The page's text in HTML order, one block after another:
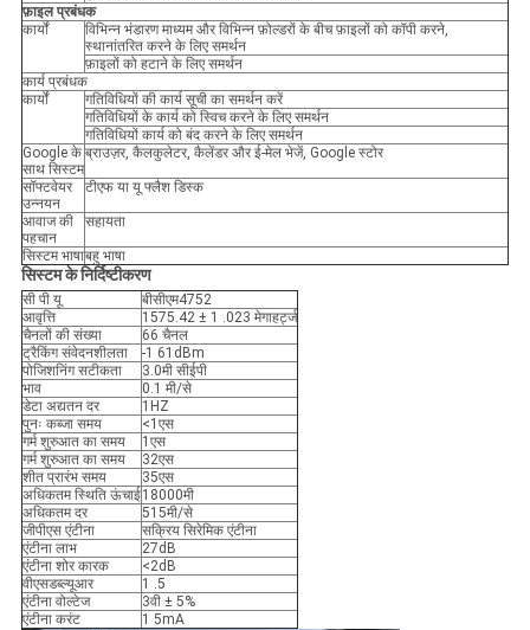
फ़ाइल प्रबंधक
कार्यों
विभिन्न भंडारण माध्यम और विभिन्न फ़ोल्डरों के बीच फ़ाइलों को कॉपी करने,
स्थानांतरित करने के लिए समर्थन
फ़ाइलों को हटाने के लिए समर्थन
कार्य प्रबंधक
कार्यों
गतिविधियों की कार्य सूची का समर्थन करें
गतिविधियों के कार्य को स्विच करने के लिए समर्थन
गतिविधियों कार्य को बंद करने के लिए समर्थन
Google के
साथ सिस्टम
ब्राउज़र, कैलकुलेटर, कैलेंडर और ई-मेल भेजें, Google स्टोर
सॉफ्टवेयर
उन्नयन
टीएफ या यू फ्लैश डिस्क
आवाज की
पहचान
सहायता
सिस्टम भाषाबहु भाषा
सिस्टम के निर्दिष्टीकरण
सी पी यू
बीसीएम4752
आवृत्ति
1575.42 ± 1 .023 मेगाहर्ट्ज
चैनलों की संख्या
66 चैनल
ट्रैकिंग संवेदनशीलता
-1 61dBm
पोजिशनिंग सटीकता
3.0मी सीईपी
भाव
0.1 मी/से
डेटा अद्यतन दर
1HZ
पुनः कब्जा समय
<1एस
गर्म शुरुआत का समय
1एस
गर्म शुरुआत का समय
32एस
शीत प्रारंभ समय
35एस
अधिकतम स्थिति ऊंचाई18000मी
अधिकतम दर
515मी/से
जीपीएस एंटीना
सक्रिय सिरेमिक एंटीना
एंटीना लाभ
27dB
एंटीना शोर कारक
<2dB
वीएसडब्ल्यूआर
1 .5
एंटीना वोल्टेज
3वी ± 5%
एंटीना करंट
1 5mA